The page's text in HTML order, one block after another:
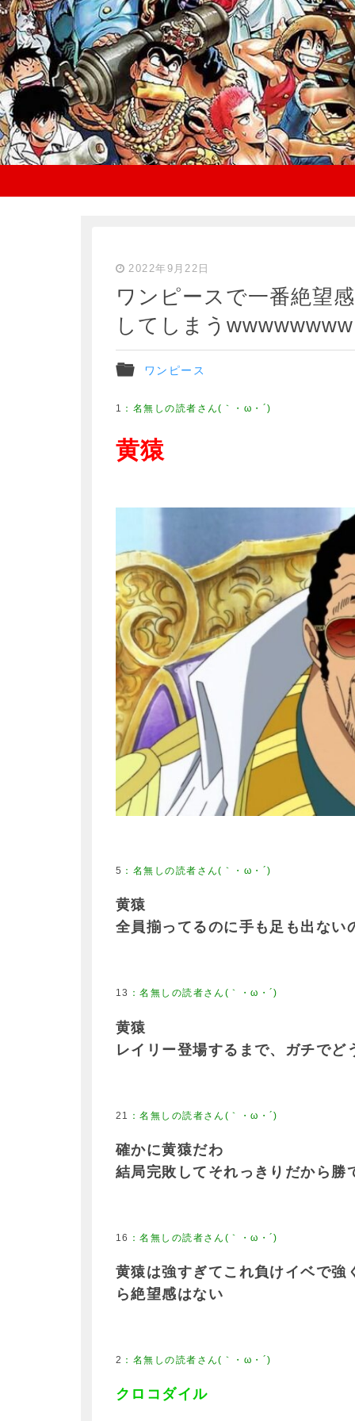
2022年9月22日
ワンピースで一番絶望
してしまうwwwwwwww
ワンピース
1
黄猿
5
黄猿
全員揃ってるのに手も足も出ない
13
黄猿
レイリー登場するまで、ガチでど
21
確かに黄猿だわ
結局完敗してそれっきりだから勝
16
黄猿は強すぎてこれ負けイベで強
ら絶望感はない
2
クロコダイル